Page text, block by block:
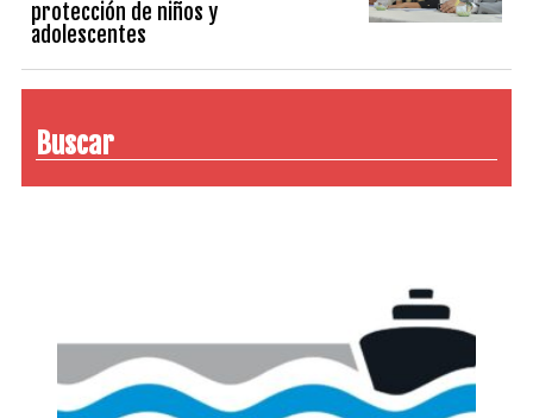
protección de niños y
adolescentes
Buscar